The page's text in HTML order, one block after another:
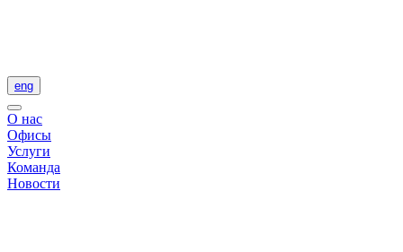
eng
О нас
Офисы
Услуги
Команда
Новости